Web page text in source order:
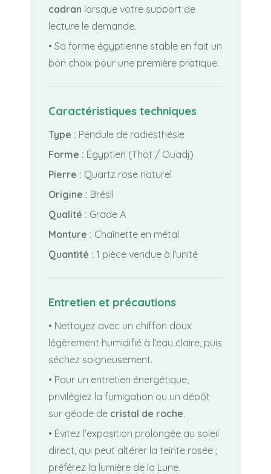
cadran lorsque votre support de
lecture le demande.
• Sa forme égyptienne stable en fait un
bon choix pour une première pratique.
Caractéristiques techniques
Type : Pendule de radiesthésie
Forme : Égyptien (Thot / Ouadj)
Pierre : Quartz rose naturel
Origine : Brésil
Qualité : Grade A
Monture : Chaînette en métal
Quantité : 1 pièce vendue à l'unité
Entretien et précautions
• Nettoyez avec un chiffon doux
légèrement humidifié à l'eau claire, puis
séchez soigneusement.
• Pour un entretien énergétique,
privilégiez la fumigation ou un dépôt
sur géode de cristal de roche.
• Évitez l'exposition prolongée au soleil
direct, qui peut altérer la teinte rosée ;
préférez la lumière de la Lune.